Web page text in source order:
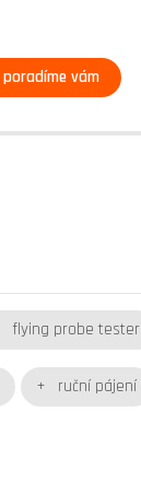
poradíme vám
flying probe tester
ruční pájení